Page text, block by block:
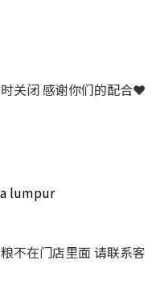
关闭 感谢你们的配合❤
lumpur
不在门店里面 请联系客